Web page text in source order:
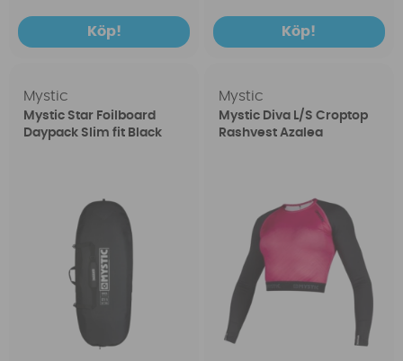
Köp! Köp!
Mystic
Mystic Star Foilboard
Daypack Slim fit Black
Mystic
Mystic Diva L/S Croptop
Rashvest Azalea